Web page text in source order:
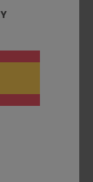
verificada